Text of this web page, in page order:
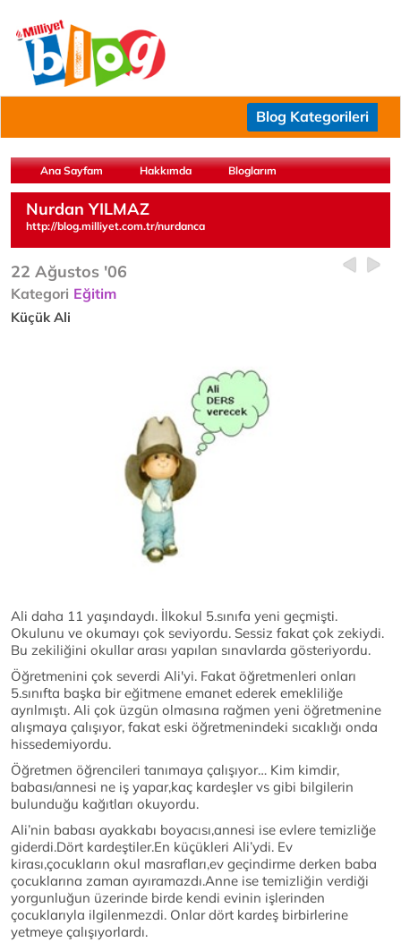
Blog Kategorileri
Ana Sayfam Hakkımda Bloglarım
Nurdan YILMAZ
http://blog.milliyet.com.tr/nurdanca
22 Ağustos '06
Kategori Eğitim
Küçük Ali
Ali daha 11 yaşındaydı. İlkokul 5.sınıfa yeni geçmişti.
Okulunu ve okumayı çok seviyordu. Sessiz fakat çok zekiydi.
Bu zekiliğini okullar arası yapılan sınavlarda gösteriyordu.
Öğretmenini çok severdi Ali'yi. Fakat öğretmenleri onları
5.sınıfta başka bir eğitmene emanet ederek emekliliğe
ayrılmıştı. Ali çok üzgün olmasına rağmen yeni öğretmenine
alışmaya çalışıyor, fakat eski öğretmenindeki sıcaklığı onda
hissedemiyordu.
Öğretmen öğrencileri tanımaya çalışıyor… Kim kimdir,
babası/annesi ne iş yapar,kaç kardeşler vs gibi bilgilerin
bulunduğu kağıtları okuyordu.
Ali’nin babası ayakkabı boyacısı,annesi ise evlere temizliğe
giderdi.Dört kardeştiler.En küçükleri Ali’ydi. Ev
kirası,çocukların okul masrafları,ev geçindirme derken baba
çocuklarına zaman ayıramazdı.Anne ise temizliğin verdiği
yorgunluğun üzerinde birde kendi evinin işlerinden
çocuklarıyla ilgilenmezdi. Onlar dört kardeş birbirlerine
yetmeye çalışıyorlardı.